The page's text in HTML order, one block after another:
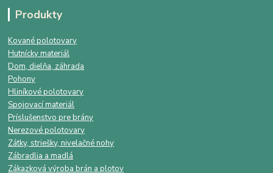
Produkty
Kované polotovary
Hutnícky materiál
Dom, dielňa, záhrada
Pohony
Hliníkové polotovary
Spojovací materiál
Príslušenstvo pre brány
Nerezové polotovary
Zátky, striešky, nivelačné nohy
Zábradlia a madlá
Zákazková výroba brán a plotov